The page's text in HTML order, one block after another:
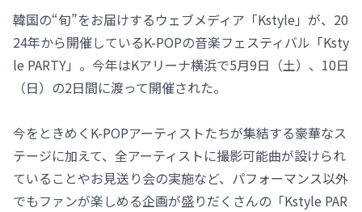
韓国の“旬”をお届けするウェブメディア「Kstyle」が、20
24年から開催しているK-POPの音楽フェスティバル「Ksty
le PARTY」。今年はKアリーナ横浜で5月9日（土）、10日
（日）の2日間に渡って開催された。
今をときめくK-POPアーティストたちが集結する豪華なス
テージに加えて、全アーティストに撮影可能曲が設けられ
ていることやお見送り会の実施など、パフォーマンス以外
でもファンが楽しめる企画が盛りだくさんの「Kstyle PAR